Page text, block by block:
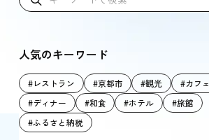
人気のキーワード
#レストラン #京都市 #観光 #カフェ
#ディナー
#和食 #ホテル
#旅館
#ふるさと納税